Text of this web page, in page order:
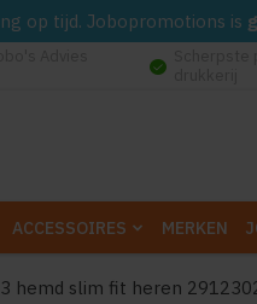
op tijd. Jobopromotions is
check_circle
ACCESSOIRES MERKEN
hemd slim fit heren